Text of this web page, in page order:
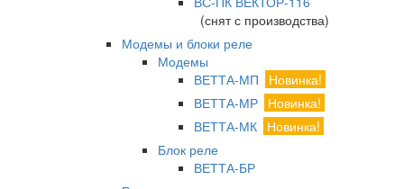
(снят с производства)
Модемы и блоки реле
Модемы
ВЕТТА-МП
Новинка!
ВЕТТА-МР Новинка!
ВЕТТА-МК Новинка!
Блок реле
ВЕТТА-БР